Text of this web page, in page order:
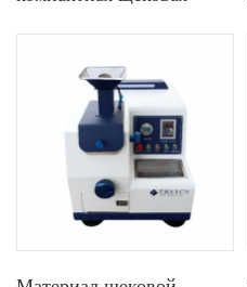
измельчения